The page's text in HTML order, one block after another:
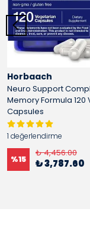
Horbaach
Neuro Support
Memory Formula 120
Capsules
1 değerlendirme
%15
₺ 4,456.00
₺ 3,787.60